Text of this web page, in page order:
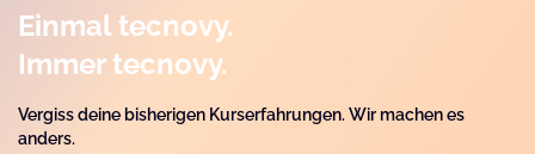
Einmal tecnovy.
Immer tecnovy.
Vergiss deine bisherigen Kurserfahrungen. Wir machen es
anders.